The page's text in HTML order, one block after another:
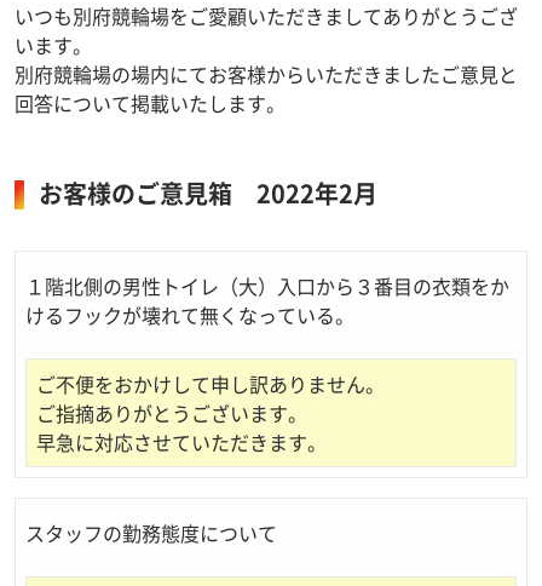
いつも別府競輪場をご愛顧いただきましてありがとうござ
います。
別府競輪場の場内にてお客様からいただきましたご意見と
回答について掲載いたします。
お客様のご意見箱 2022年2月
１階北側の男性トイレ（大）入口から３番目の衣類をか
けるフックが壊れて無くなっている。
ご不便をおかけして申し訳ありません。
ご指摘ありがとうございます。
早急に対応させていただきます。
スタッフの勤務態度について